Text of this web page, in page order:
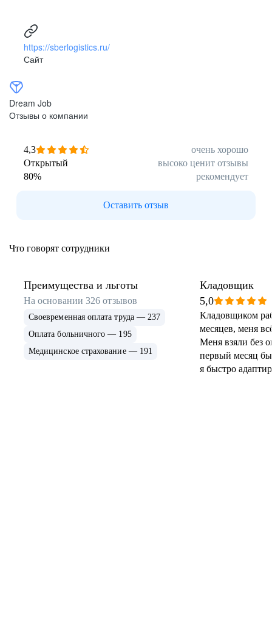
https://sberlogistics.ru/
Сайт
Dream Job
Отзывы о компании
4,3
очень хорошо
Открытый
высоко ценит отзывы
80% рекомендует
Оставить отзыв
Что говорят сотрудники
Преимущества и льготы
На основании326 отзывов
Своевременная оплата труда — 237
Оплата больничного — 195
Медицинское страхование — 191
Кладовщик
5,0
Кладовщиком
месяцев, меня
Меня взяли без
первый месяц
я быстро